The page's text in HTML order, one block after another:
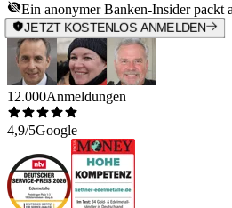
Ein anonymer Banken-Insider packt
JETZT KOSTENLOS ANMELDEN
12.000Anmeldungen
4,9/5Google